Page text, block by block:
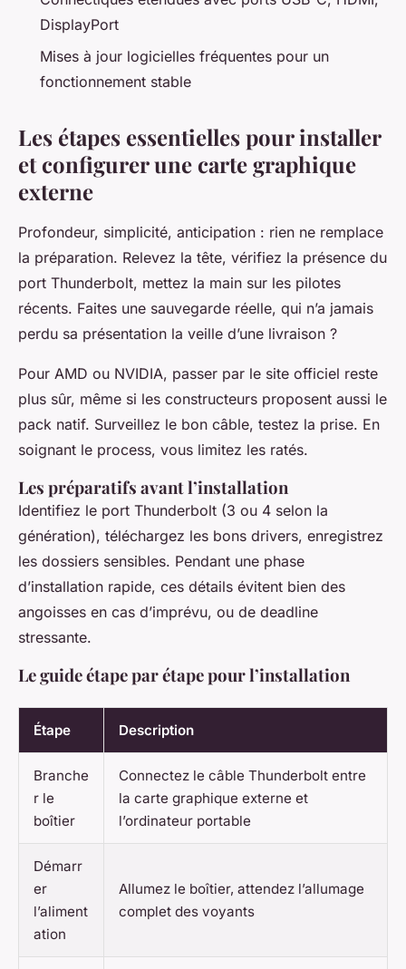
DisplayPort
Mises à jour logicielles fréquentes pour un
fonctionnement stable
Les étapes essentielles pour installer
et configurer une carte graphique
externe
Profondeur, simplicité, anticipation : rien ne remplace
la préparation. Relevez la tête, vérifiez la présence du
port Thunderbolt, mettez la main sur les pilotes
récents. Faites une sauvegarde réelle, qui n’a jamais
perdu sa présentation la veille d’une livraison ?
Pour AMD ou NVIDIA, passer par le site officiel reste
plus sûr, même si les constructeurs proposent aussi le
pack natif. Surveillez le bon câble, testez la prise. En
soignant le process, vous limitez les ratés.
Les préparatifs avant l’installation
Identifiez le port Thunderbolt (3 ou 4 selon la
génération), téléchargez les bons drivers, enregistrez
les dossiers sensibles. Pendant une phase
d’installation rapide, ces détails évitent bien des
angoisses en cas d’imprévu, ou de deadline
stressante.
Le guide étape par étape pour l’installation
Étape Description
Branche
r le
boîtier
Connectez le câble Thunderbolt entre
la carte graphique externe et
l’ordinateur portable
Démarr
er
l’aliment
ation
Allumez le boîtier, attendez l’allumage
complet des voyants